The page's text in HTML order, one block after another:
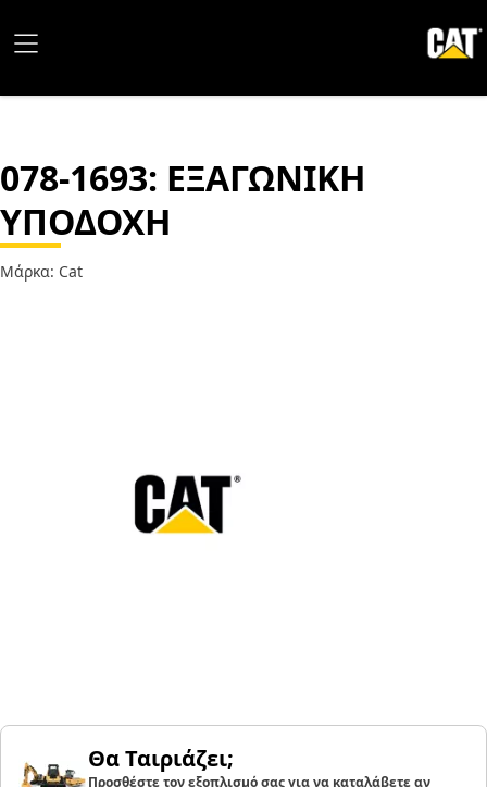
078-1693: ΕΞΑΓΩΝΙΚΗ
ΥΠΟΔΟΧΗ
Μάρκα: Cat
Θα Ταιριάζει;
Προσθέστε τον εξοπλισμό σας για να καταλάβετε αν